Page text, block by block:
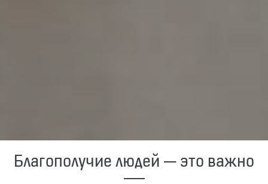
Благополучие людей — это важно